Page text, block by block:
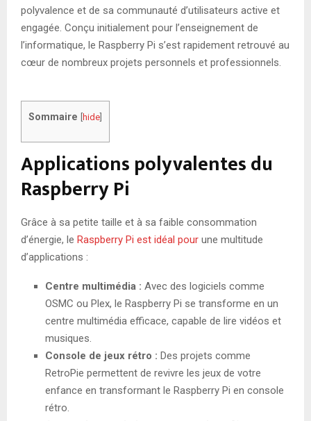
polyvalence et de sa communauté d’utilisateurs active et
engagée. Conçu initialement pour l’enseignement de
l’informatique, le Raspberry Pi s’est rapidement retrouvé au
cœur de nombreux projets personnels et professionnels.
Sommaire [hide]
Applications polyvalentes du
Raspberry Pi
Grâce à sa petite taille et à sa faible consommation
d’énergie, le Raspberry Pi est idéal pour une multitude
d’applications :
Centre multimédia : Avec des logiciels comme
OSMC ou Plex, le Raspberry Pi se transforme en un
centre multimédia efficace, capable de lire vidéos et
musiques.
Console de jeux rétro : Des projets comme
RetroPie permettent de revivre les jeux de votre
enfance en transformant le Raspberry Pi en console
rétro.